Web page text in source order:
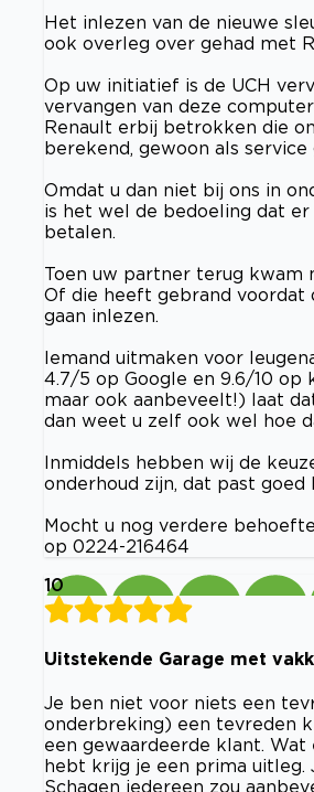
Het inlezen van de nieuwe
ook overleg over gehad met
Op uw initiatief is de UCH
vervangen van deze
Renault erbij betrokken die
berekend, gewoon als service
Omdat u dan niet bij ons in
is het wel de bedoeling dat
betalen.
Toen uw partner terug kwam
Of die heeft gebrand voordat
gaan inlezen.
Iemand uitmaken voor
4.7/5 op Google en 9.6/10
maar ook aanbeveelt!) laat
dan weet u zelf ook wel hoe
Inmiddels hebben wij de
onderhoud zijn, dat past
Mocht u nog verdere
op 0224-216464
10
Uitstekende Garage met
Je ben niet voor niets een
onderbreking) een tevreden
een gewaardeerde klant.
hebt krijg je een prima uitleg.
Schagen iedereen zou